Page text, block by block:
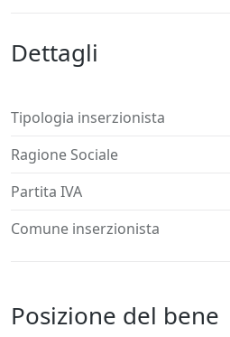
Dettagli
Tipologia inserzionista
Ragione Sociale
Partita IVA
Comune inserzionista
Posizione del bene